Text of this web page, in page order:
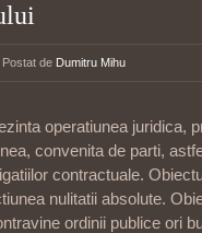
Postat de Dumitru Mihu
operatiunea juridica,
convenita de parti,
contractuale.
nulitatii absolute.
ordinii publice ori